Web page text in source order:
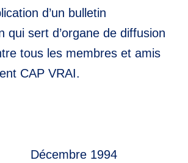
d’un bulletin
qui sert d’organe de diffusion
tous les membres et amis
CAP VRAI.
1994